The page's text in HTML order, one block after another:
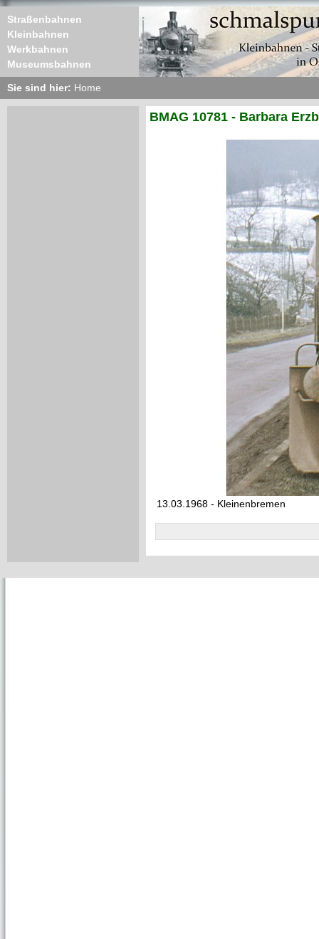
Straßenbahnen
Kleinbahnen
Werkbahnen
Museumsbahnen
Sie sind hier: Home
BMAG 10781 - Barbara
13.03.1968 - Kleinenbremen